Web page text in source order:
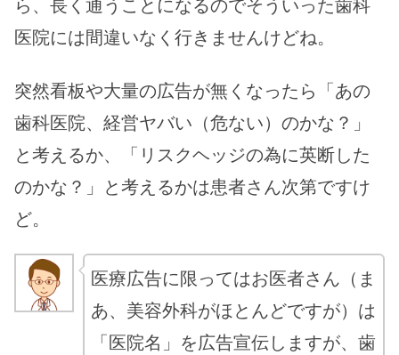
医院には間違いなく行きませんけどね。
突然看板や大量の広告が無くなったら「あの
歯科医院、経営ヤバい（危ない）のかな？」
と考えるか、「リスクヘッジの為に英断した
のかな？」と考えるかは患者さん次第ですけ
ど。
医療広告に限ってはお医者さん（ま
あ、美容外科がほとんどですが）は
「医院名」を広告宣伝しますが、歯